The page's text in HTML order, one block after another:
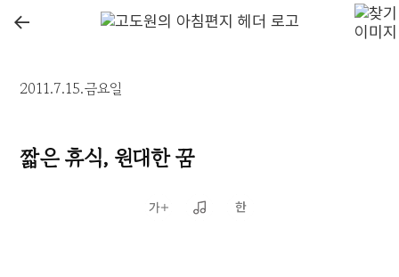
←
2011.7.15.금요일
짧은 휴식, 원대한 꿈